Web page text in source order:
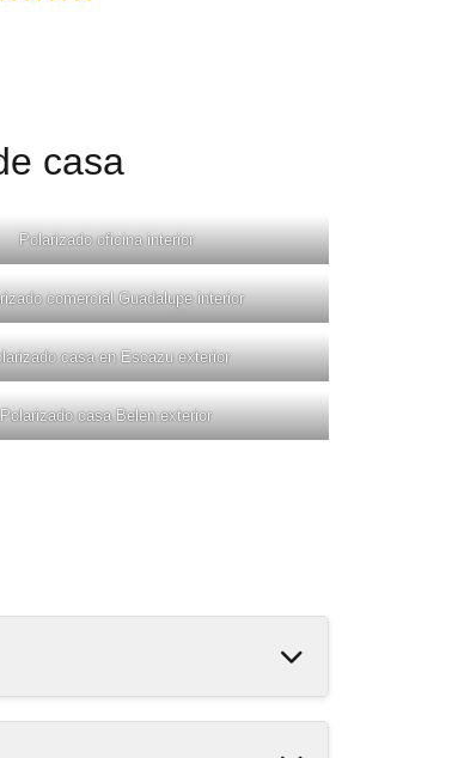
casa
Polarizado oficina interior
comercial Guadalupe interior
casa en Escazu exterior
Polarizado casa Belen exterior